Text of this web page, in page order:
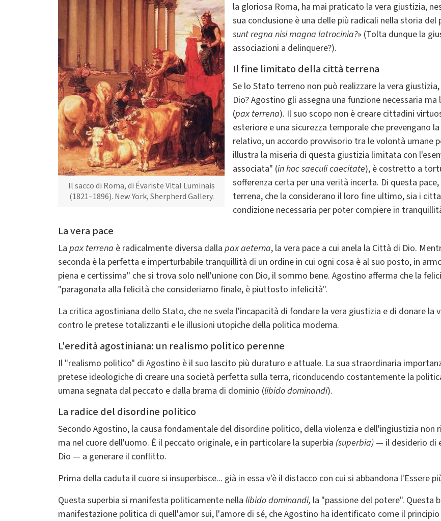
Il sacco di Roma, di Évariste Vital Luminais
(1821–1896). New York, Sherpherd Gallery.
la gloriosa Roma, ha mai praticato la vera giustizia,
sua conclusione è una delle più radicali nella storia del
sunt regna nisi magna latrocinia?» (Tolta dunque la
associazioni a delinquere?).
Il fine limitato della città terrena
Se lo Stato terreno non può realizzare la vera
Dio? Agostino gli assegna una funzione necessaria
(pax terrena). Il suo scopo non è creare cittadini
esteriore e una sicurezza temporale che prevengano
relativo, un accordo provvisorio tra le volontà umane
illustra la miseria di questa giustizia limitata con
associata" (in hoc saeculi caecitate), è costretto a
sofferenza certa per una verità incerta. Di questa
terrena, che la considerano il loro fine ultimo, sia i
condizione necessaria per poter compiere in
La vera pace
La pax terrena è radicalmente diversa dalla pax aeterna, la vera pace a cui anela la Città di Dio.
seconda è la perfetta e imperturbabile tranquillità di un ordine in cui ogni cosa è al suo posto, in
piena e certissima" che si trova solo nell'unione con Dio, il sommo bene. Agostino afferma che la
"paragonata alla felicità che consideriamo finale, è piuttosto infelicità".
La critica agostiniana dello Stato, che ne svela l'incapacità di fondare la vera giustizia e di donare la
contro le pretese totalizzanti e le illusioni utopiche della politica moderna.
L'eredità agostiniana: un realismo politico perenne
Il "realismo politico" di Agostino è il suo lascito più duraturo e attuale. La sua straordinaria
pretese ideologiche di creare una società perfetta sulla terra, riconducendo costantemente la
umana segnata dal peccato e dalla brama di dominio (libido dominandi).
La radice del disordine politico
Secondo Agostino, la causa fondamentale del disordine politico, della violenza e dell'ingiustizia
ma nel cuore dell'uomo. È il peccato originale, e in particolare la superbia (superbia) — il desiderio di
Dio — a generare il conflitto.
Prima della caduta il cuore si insuperbisce... già in essa v'è il distacco con cui si abbandona l'Essere
Questa superbia si manifesta politicamente nella libido dominandi, la "passione del potere". Questa
manifestazione politica di quell'amor sui, l'amore di sé, che Agostino ha identificato come il